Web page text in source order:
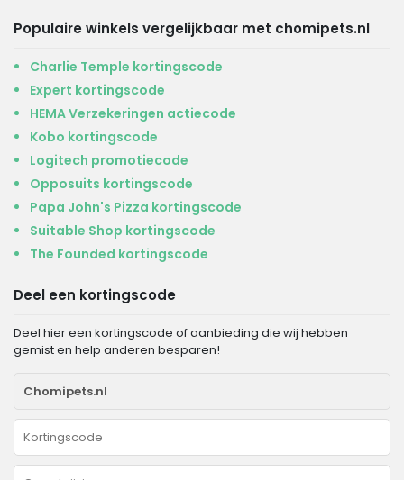
Populaire winkels vergelijkbaar met chomipets.nl
Charlie Temple kortingscode
Expert kortingscode
HEMA Verzekeringen actiecode
Kobo kortingscode
Logitech promotiecode
Opposuits kortingscode
Papa John's Pizza kortingscode
Suitable Shop kortingscode
The Founded kortingscode
Deel een kortingscode
Deel hier een kortingscode of aanbieding die wij hebben
gemist en help anderen besparen!